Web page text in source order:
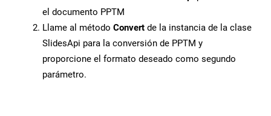
el documento PPTM
Llame al método Convert de la instancia de la clase
SlidesApi para la conversión de PPTM y
proporcione el formato deseado como segundo
parámetro.